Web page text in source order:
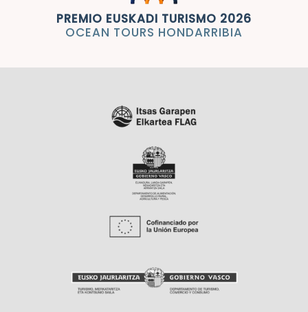
PREMIO EUSKADI TURISMO 2026
OCEAN TOURS HONDARRIBIA